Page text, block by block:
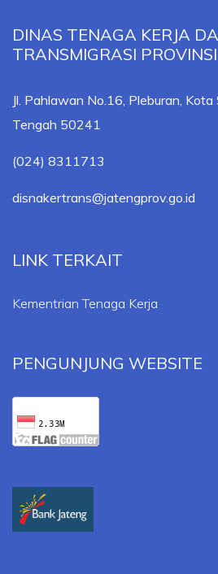
DINAS TENAGA KERJA
TRANSMIGRASI PROVINSI
Jl. Pahlawan No.16, Pleburan, Kota
Tengah 50241
(024) 8311713
disnakertrans@jatengprov.go.id
LINK TERKAIT
Kementrian Tenaga Kerja
PENGUNJUNG WEBSITE